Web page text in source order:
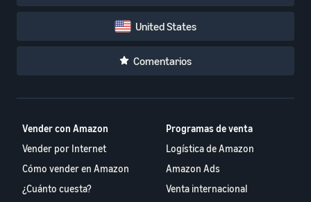
United States
Comentarios
Vender con Amazon
Vender por Internet
Cómo vender en Amazon
¿Cuánto cuesta?
Programas de venta
Logística de Amazon
Amazon Ads
Venta internacional